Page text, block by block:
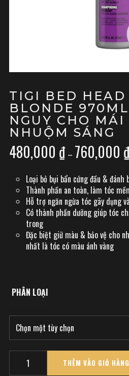
TIGI BED HEAD
BLONDE 970ML
NGUY CHO MÁI
NHUỘM SÁNG
480,000 ₫ – 760,000
Loại bỏ bụi bẩn cứng đầu & đánh
Thành phần an toàn, làm tóc
Hỗ trợ ngăn ngừa tóc gãy dụng
Có thành phần dưỡng giúp tóc
trong
Đặc biệt giữ màu & bảo vệ cho
nhất là tóc có màu ánh vàng
PHÂN LOẠI
THÊM VÀO GIỎ HÀNG